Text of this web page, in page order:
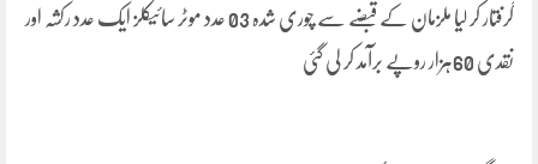
گرفتار کر لیا ملزمان کے قبضے سے چوری شدہ 03 عدد موٹر سائیکلز ایک عدد رکشہ اور
نقدی 60ہزار روپے برآمد کر لی گئی